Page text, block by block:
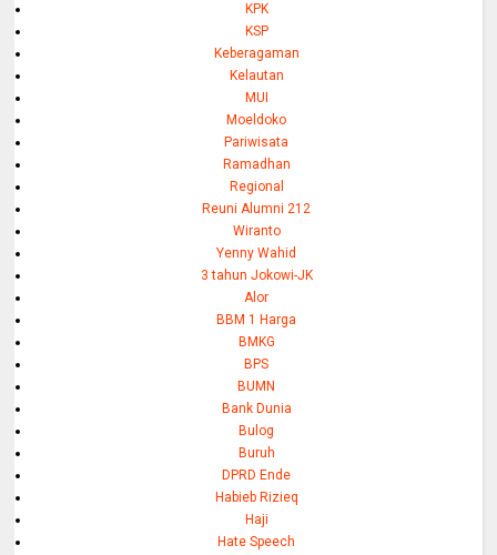
KPK
KSP
Keberagaman
Kelautan
MUI
Moeldoko
Pariwisata
Ramadhan
Regional
Reuni Alumni 212
Wiranto
Yenny Wahid
3 tahun Jokowi-JK
Alor
BBM 1 Harga
BMKG
BPS
BUMN
Bank Dunia
Bulog
Buruh
DPRD Ende
Habieb Rizieq
Haji
Hate Speech